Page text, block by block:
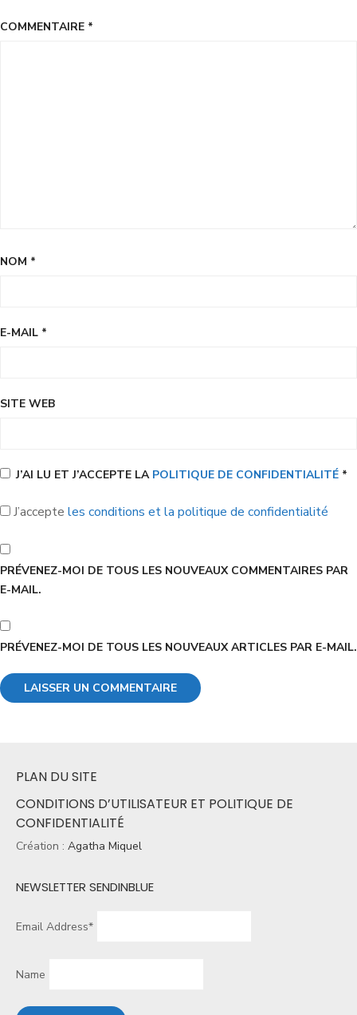
COMMENTAIRE *
NOM *
E-MAIL *
SITE WEB
J’AI LU ET J’ACCEPTE LA POLITIQUE DE CONFIDENTIALITÉ *
J’accepte les conditions et la politique de confidentialité
PRÉVENEZ-MOI DE TOUS LES NOUVEAUX COMMENTAIRES PAR
E-MAIL.
PRÉVENEZ-MOI DE TOUS LES NOUVEAUX ARTICLES PAR E-MAIL.
PLAN DU SITE
CONDITIONS D’UTILISATEUR ET POLITIQUE DE
CONFIDENTIALITÉ
Création : Agatha Miquel
NEWSLETTER SENDINBLUE
Email Address*
Name